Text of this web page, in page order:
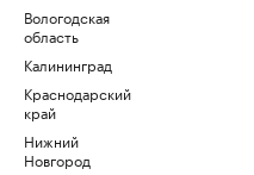
Вологодская
область
Калининград
Краснодарский
край
Нижний
Новгород